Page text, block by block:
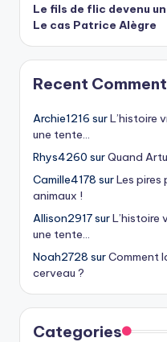
Le fils de flic devenu
Le cas Patrice Alègre
Recent
Archie1216 surL’histoire
une tente…
Rhys4260 surQuand
Camille4178 surLes pires
animaux !
Allison2917surL’histoire
une tente…
Noah2728 surComment
cerveau ?
Categories